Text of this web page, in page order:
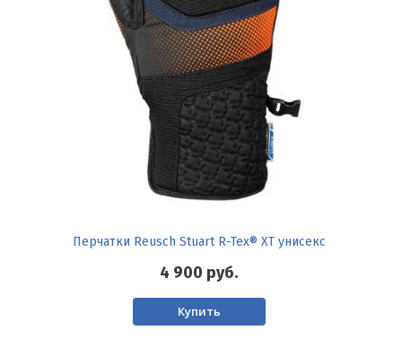
Перчатки Reusch Stuart R-Tex® XT унисекс
4 900 руб.
Купить